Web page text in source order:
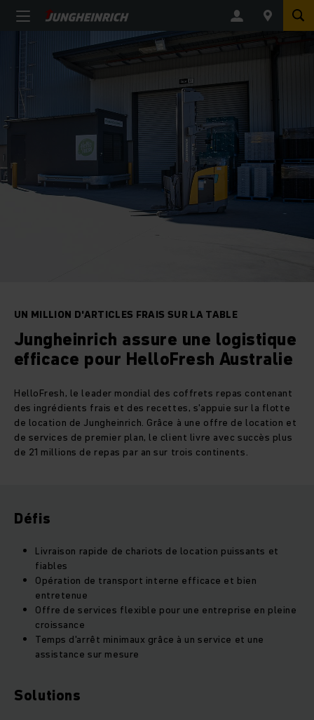
UN MILLION D'ARTICLES FRAIS SUR LA TABLE
Jungheinrich assure une logistique
efficace pour HelloFresh Australie
HelloFresh, le leader mondial des coffrets repas contenant
des ingrédients frais et des recettes, s'appuie sur la flotte
de location de Jungheinrich. Grâce à une offre de location et
de services de premier plan, le client livre avec succès plus
de 21 millions de repas par an sur trois continents.
Défis
Livraison rapide de chariots de location puissants et
fiables
Opération de transport interne efficace et bien
entretenue
Offre de services flexible pour une entreprise en pleine
croissance
Temps d'arrêt minimaux grâce à un service et une
assistance sur mesure
Solutions